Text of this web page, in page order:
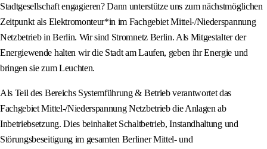
Stadtgesellschaft engagieren? Dann unterstütze uns zum nächstmöglichen
Zeitpunkt als Elektromonteur*in im Fachgebiet Mittel-/Niederspannung
Netzbetrieb in Berlin. Wir sind Stromnetz Berlin. Als Mitgestalter der
Energiewende halten wir die Stadt am Laufen, geben ihr Energie und
bringen sie zum Leuchten.
Als Teil des Bereichs Systemführung & Betrieb verantwortet das
Fachgebiet Mittel-/Niederspannung Netzbetrieb die Anlagen ab
Inbetriebsetzung. Dies beinhaltet Schaltbetrieb, Instandhaltung und
Störungsbeseitigung im gesamten Berliner Mittel- und